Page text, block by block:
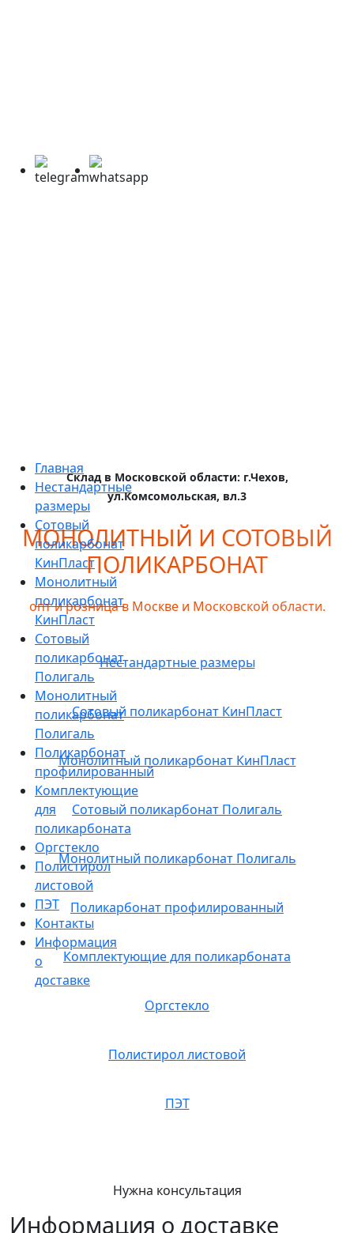
Главная
Нестандартные
размеры
Сотовый
поликарбонат
КинПласт
Монолитный
поликарбонат
КинПласт
Сотовый
поликарбонат
Полигаль
Монолитный
поликарбонат
Полигаль
Поликарбонат
профилированный
Комплектующие
для
поликарбоната
Оргстекло
Полистирол
листовой
ПЭТ
Контакты
Информация
о
доставке
Склад в Московской области: г.Чехов,
ул.Комсомольская, вл.3
МОНОЛИТНЫЙ И СОТОВЫЙ
ПОЛИКАРБОНАТ
опт и розница в Москве и Московской области.
Нестандартные размеры
Сотовый поликарбонат КинПласт
Монолитный поликарбонат КинПласт
Сотовый поликарбонат Полигаль
Монолитный поликарбонат Полигаль
Поликарбонат профилированный
Комплектующие для поликарбоната
Оргстекло
Полистирол листовой
ПЭТ
Нужна консультация
Информация о доставке